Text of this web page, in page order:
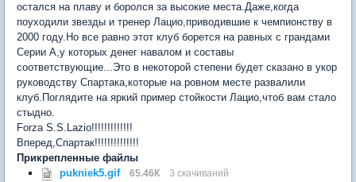
остался на плаву и боролся за высокие места.Даже,когда
поуходили звезды и тренер Лацио,приводившие к чемпионству в
2000 году.Но все равно этот клуб борется на равных с грандами
Серии А,у которых денег навалом и составы
соответствующие...Это в некоторой степени будет сказано в укор
руководству Спартака,которые на ровном месте развалили
клуб.Поглядите на яркий пример стойкости Лацио,чтоб вам стало
стыдно.
Forza S.S.Lazio!!!!!!!!!!!!!
Вперед,Спартак!!!!!!!!!!!!!!
Прикрепленные файлы
pukniek5.gif
65.46К 3 скачиваний